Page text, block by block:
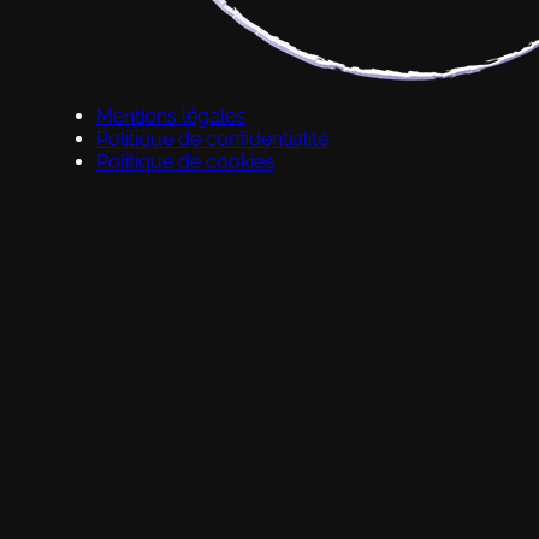
Mentions légales
Politique de confidentialité
Politique de cookies